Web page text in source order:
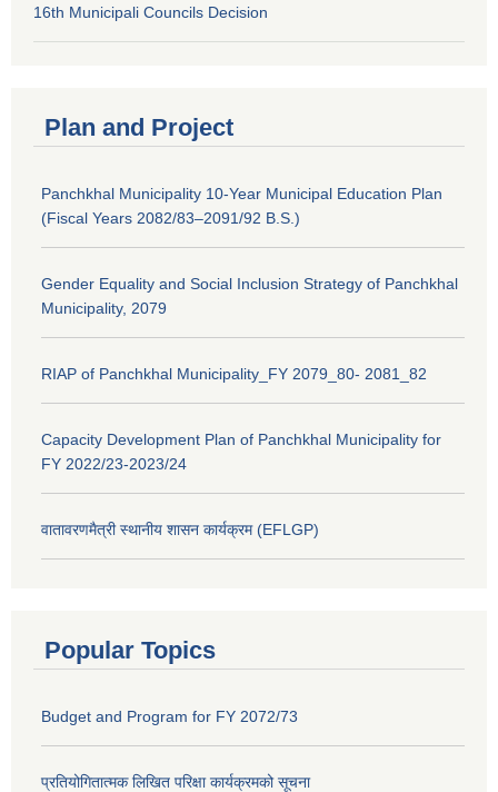
16th Municipali Councils Decision
Plan and Project
Panchkhal Municipality 10-Year Municipal Education Plan
(Fiscal Years 2082/83–2091/92 B.S.)
Gender Equality and Social Inclusion Strategy of Panchkhal
Municipality, 2079
RIAP of Panchkhal Municipality_FY 2079_80- 2081_82
Capacity Development Plan of Panchkhal Municipality for
FY 2022/23-2023/24
वातावरणमैत्री स्थानीय शासन कार्यक्रम (EFLGP)
Popular Topics
Budget and Program for FY 2072/73
प्रतियोगितात्मक लिखित परिक्षा कार्यक्रमको सूचना